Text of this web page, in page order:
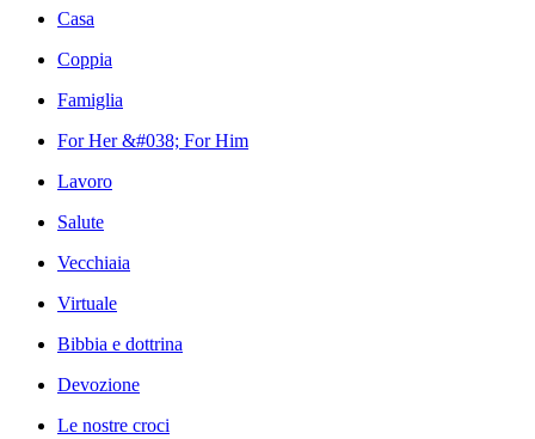
Casa
Coppia
Famiglia
For Her &#038; For Him
Lavoro
Salute
Vecchiaia
Virtuale
Bibbia e dottrina
Devozione
Le nostre croci